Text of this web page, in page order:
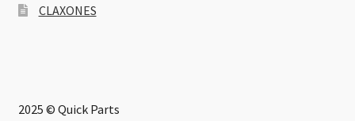
CLAXONES
2025 © Quick Parts